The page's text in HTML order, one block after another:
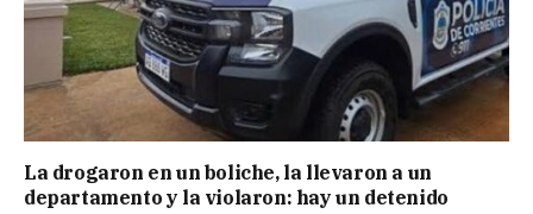
La drogaron en un boliche, la llevaron a un
departamento y la violaron: hay un detenido